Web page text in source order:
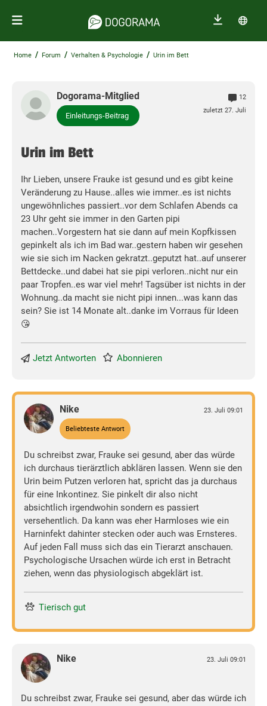
Home / Forum / Verhalten & Psychologie / Urin im Bett
Dogorama-Mitglied
Einleitungs-Beitrag
12
zuletzt 27. Juli
Urin im Bett
Ihr Lieben, unsere Frauke ist gesund und es gibt keine
Veränderung zu Hause..alles wie immer..es ist nichts
ungewöhnliches passiert..vor dem Schlafen Abends ca
23 Uhr geht sie immer in den Garten pipi
machen..Vorgestern hat sie dann auf mein Kopfkissen
gepinkelt als ich im Bad war..gestern haben wir gesehen
wie sie sich im Nacken gekratzt..geputzt hat..auf unserer
Bettdecke..und dabei hat sie pipi verloren..nicht nur ein
paar Tropfen..es war viel mehr! Tagsüber ist nichts in der
Wohnung..da macht sie nicht pipi innen...was kann das
sein? Sie ist 14 Monate alt..danke im Vorraus für Ideen
😘
Jetzt Antworten Abonnieren
Nike
Beliebteste Antwort
23. Juli 09:01
Du schreibst zwar, Frauke sei gesund, aber das würde
ich durchaus tierärztlich abklären lassen. Wenn sie den
Urin beim Putzen verloren hat, spricht das ja durchaus
für eine Inkontinez. Sie pinkelt dir also nicht
absichtlich irgendwohin sondern es passiert
versehentlich. Da kann was eher Harmloses wie ein
Harninfekt dahinter stecken oder auch was Ernsteres.
Auf jeden Fall muss sich das ein Tierarzt anschauen.
Psychologische Ursachen würde ich erst in Betracht
ziehen, wenn das physiologisch abgeklärt ist.
Tierisch gut
Nike 23. Juli 09:01
Du schreibst zwar, Frauke sei gesund, aber das würde ich